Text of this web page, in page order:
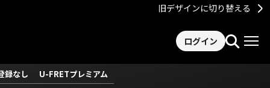
旧デザインに切り替える
ログイン
録なし U-FRETプレミアム